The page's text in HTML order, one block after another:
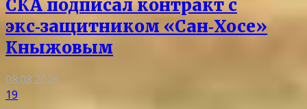
СКА подписал контракт с
экс‑защитником «Сан‑Хосе»
Кныжовым
08.08.2026
19